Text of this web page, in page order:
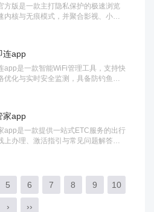
方版是一款主打隐私保护的极速浏览
内核与无痕模式，并聚合影视、小
连app
app是一款智能WiFi管理工具，支持快
优化与实时安全监测，具备防钓鱼与
家app
app是一款提供一站式ETC服务的出行
上办理、激活指引与常见问题解答，
5 6 7 8 9 10
› ››